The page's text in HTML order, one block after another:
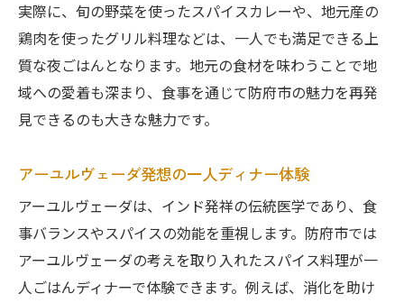
実際に、旬の野菜を使ったスパイスカレーや、地元産の
鶏肉を使ったグリル料理などは、一人でも満足できる上
質な夜ごはんとなります。地元の食材を味わうことで地
域への愛着も深まり、食事を通じて防府市の魅力を再発
見できるのも大きな魅力です。
アーユルヴェーダ発想の一人ディナー体験
アーユルヴェーダは、インド発祥の伝統医学であり、食
事バランスやスパイスの効能を重視します。防府市では
アーユルヴェーダの考えを取り入れたスパイス料理が一
人ごはんディナーで体験できます。例えば、消化を助け